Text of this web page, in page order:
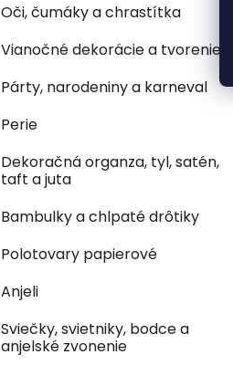
Oči, čumáky a chrastítka
Vianočné dekorácie a tvorenie
Párty, narodeniny a karneval
Perie
Dekoračná organza, tyl, satén,
taft a juta
Bambulky a chlpaté drôtiky
Polotovary papierové
Anjeli
Sviečky, svietniky, bodce a
anjelské zvonenie